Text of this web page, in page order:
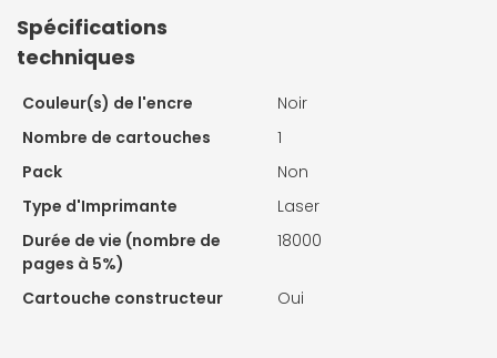
Spécifications
techniques
Couleur(s) de l'encre
Noir
Nombre de cartouches
1
Pack
Non
Type d'Imprimante
Laser
Durée de vie (nombre de
pages à 5%)
18000
Cartouche constructeur Oui